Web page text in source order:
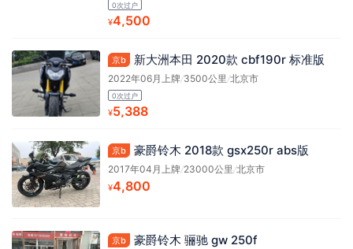
0次过户
¥4,500
京b 新大洲本田 2020款 cbf190r 标准版
2022年06月上牌/3500公里/北京市
0次过户
¥5,388
京b 豪爵铃木 2018款 gsx250r abs版
2017年04月上牌/23000公里/北京市
¥4,800
京b 豪爵铃木 骊驰 gw 250f